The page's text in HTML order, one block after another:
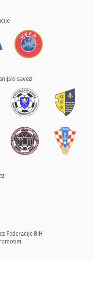
savezi
Federacije BiH